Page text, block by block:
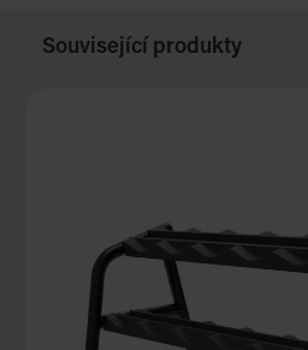
Související produkty